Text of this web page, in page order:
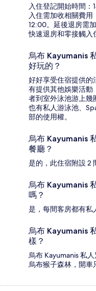
入住登記開始時間
入住需加收相關費
12:00。延後退房需
快速退房和零接觸入
烏布 Kayumanis
好玩的？
好好享受住宿提供的
有提供其他娛樂活動
者到室外泳池游上幾
也有私人游泳池、
部的使用權。
烏布 Kayumanis
餐廳？
是的，此住宿附設 2
烏布 Kayumanis
嗎？
是，每間客房都有私
烏布 Kayumanis
樣？
烏布 Kayumanis 私
烏布猴子森林，開車